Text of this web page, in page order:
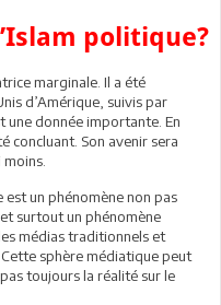
politique?
marginale. Il a été
d’Amérique, suivis par
une donnée importante. En
concluant. Son avenir sera
un phénomène non pas
surtout un phénomène
médias traditionnels et
sphère médiatique peut
toujours la réalité sur le